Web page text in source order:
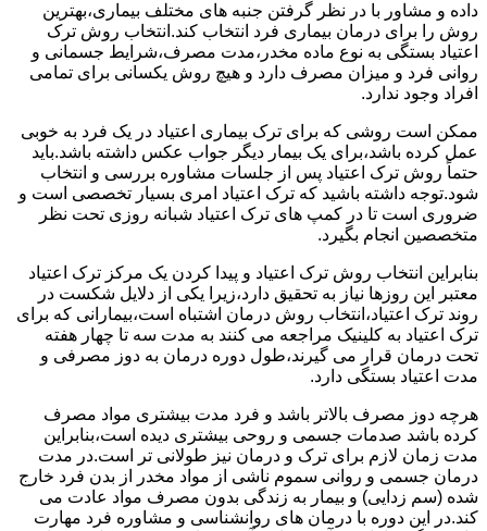
داده و مشاور با در نظر گرفتن جنبه های مختلف بیماری،بهترین
روش را برای درمان بیماری فرد انتخاب کند.انتخاب روش ترک
اعتیاد بستگی به نوع ماده مخدر،مدت مصرف،شرایط جسمانی و
روانی فرد و میزان مصرف دارد و هیچ روش یکسانی برای تمامی
افراد وجود ندارد.
ممکن است روشی که برای ترک بیماری اعتیاد در یک فرد به خوبی
عمل کرده باشد،برای یک بیمار دیگر جواب عکس داشته باشد.باید
حتماً روش ترک اعتیاد پس از جلسات مشاوره بررسی و انتخاب
شود.توجه داشته باشید که ترک اعتیاد امری بسیار تخصصی است و
ضروری است تا در کمپ های ترک اعتیاد شبانه روزی تحت نظر
متخصصین انجام بگیرد.
بنابراین انتخاب روش ترک اعتیاد و پیدا کردن یک مرکز ترک اعتیاد
معتبر این روزها نیاز به تحقیق دارد،زیرا یکی از دلایل شکست در
روند ترک اعتیاد،انتخاب روش درمان اشتباه است،بیمارانی که برای
ترک اعتیاد به کلینیک مراجعه می کنند به مدت سه تا چهار هفته
تحت درمان قرار می گیرند،طول دوره درمان به دوز مصرفی و
مدت اعتیاد بستگی دارد.
هرچه دوز مصرف بالاتر باشد و فرد مدت بیشتری مواد مصرف
کرده باشد صدمات جسمی و روحی بیشتری دیده است،بنابراین
مدت زمان لازم برای ترک و درمان نیز طولانی تر است.در مدت
درمان جسمی و روانی سموم ناشی از مواد مخدر از بدن فرد خارج
شده (سم زدایی) و بیمار به زندگی بدون مصرف مواد عادت می
کند.در این دوره با درمان های روانشناسی و مشاوره فرد مهارت